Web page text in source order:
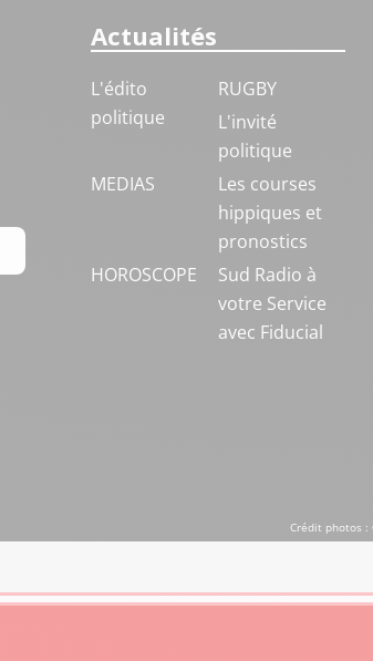
Actualités
L'édito
politique
RUGBY
L'invité
politique
MEDIAS
Les courses
hippiques et
pronostics
HOROSCOPE
Sud Radio à
votre Service
avec Fiducial
Crédit photos :